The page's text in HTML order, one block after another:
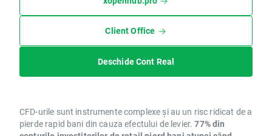
Client Office
Deschide Cont Real
CFD-urile sunt instrumente complexe și au un risc ridicat de a
pierde rapid bani din cauza efectului de levier.77% din